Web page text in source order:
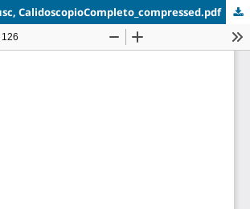
CalidoscopioCompleto_compressed.pdf